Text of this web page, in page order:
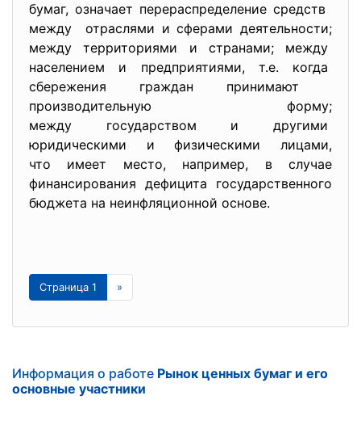
бумаг, означает перераспределение средств
между отраслями и сферами деятельности;
между территориями и странами; между
населением и предприятиями, т.е. когда
сбережения граждан принимают
производительную форму;
между государством и другими
юридическими и физическими лицами,
что имеет место, например, в случае
финансирования дефицита государственного
бюджета на неинфляционной основе.
Страница 1 »
Информация о работе Рынок ценных бумаг и его
основные участники